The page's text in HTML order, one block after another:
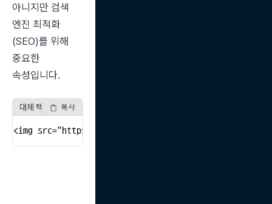
아니지만 검색
엔진 최적화
(SEO)를 위해
중요한
속성입니다.
대체 텍스트 설정
복사
<img src="https://picsum.photos/300" alt="해질 무렵